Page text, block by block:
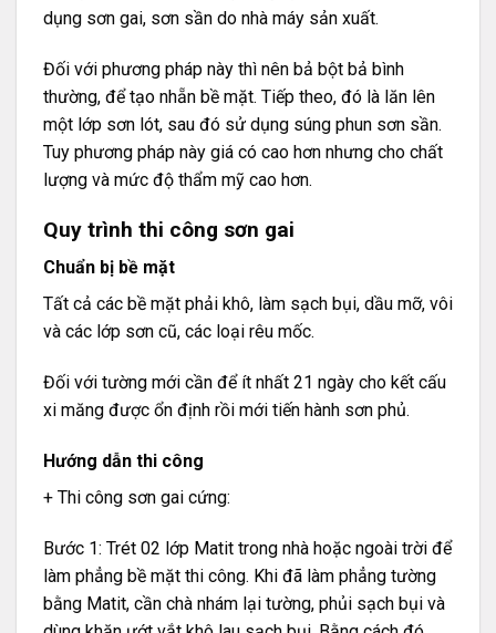
dụng sơn gai, sơn sần do nhà máy sản xuất.
Đối với phương pháp này thì nên bả bột bả bình
thường, để tạo nhẵn bề mặt. Tiếp theo, đó là lăn lên
một lớp sơn lót, sau đó sử dụng súng phun sơn sần.
Tuy phương pháp này giá có cao hơn nhưng cho chất
lượng và mức độ thẩm mỹ cao hơn.
Quy trình thi công sơn gai
Chuẩn bị bề mặt
Tất cả các bề mặt phải khô, làm sạch bụi, dầu mỡ, vôi
và các lớp sơn cũ, các loại rêu mốc.
Đối với tường mới cần để ít nhất 21 ngày cho kết cấu
xi măng được ổn định rồi mới tiến hành sơn phủ.
Hướng dẫn thi công
+ Thi công sơn gai cứng:
Bước 1: Trét 02 lớp Matit trong nhà hoặc ngoài trời để
làm phẳng bề mặt thi công. Khi đã làm phẳng tường
bằng Matit, cần chà nhám lại tường, phủi sạch bụi và